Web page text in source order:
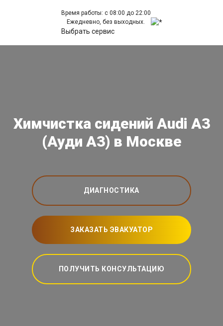
Время работы: с 08:00 до 22:00
Ежедневно, без выходных.
Выбрать сервис
Химчистка сидений Audi A3
(Ауди А3) в Москве
ДИАГНОСТИКА
ЗАКАЗАТЬ ЭВАКУАТОР
ПОЛУЧИТЬ КОНСУЛЬТАЦИЮ